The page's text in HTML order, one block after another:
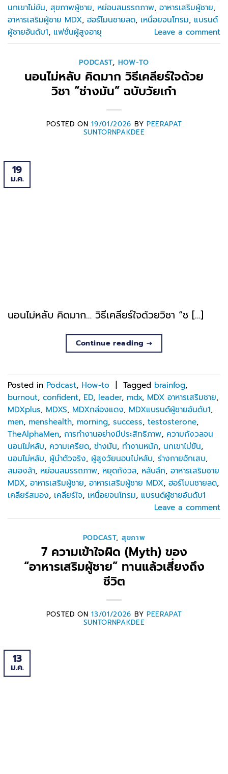
นกเขาไม่ขัน, สุขภาพผู้ชาย, หย่อนสมรรถภาพ, อาหารเสริมผู้ชาย,
อาหารเสริมผู้ชาย MDX, ฮอร์โมนชายลด, เหนื่อยจนโทรม, แบรนด์
ผู้ชายอันดับ1, แฟชั่นผู้สูงอายุ Leave a comment
PODCAST, HOW-TO
นอนไม่หลับ คิดมาก วิธีเคลียร์ใจด้วย
วิชา “ช่างมัน” ฉบับวัยเก๋า
POSTED ON19/01/2026 BY PEERAPAT
SUNTORNPAKDEE
19
ม.ค.
นอนไม่หลับ คิดมาก… วิธีเคลียร์ใจด้วยวิชา “ช […]
Continue reading →
Posted in Podcast, How-to | Tagged brainfog,
burnout, confident, ED, leader, mdx, MDX อาหารเสริมชาย,
MDXplus, MDXS, MDXกล่องแดง, MDXแบรนด์ผู้ชายอันดับ1,
men, menshealth, morning, success, testosterone,
TheAlphaMen, การทำงานอย่างมีประสิทธิภาพ, ความกังวลจน
นอนไม่หลับ, ความเครียด, ช่างมัน, ทำงานหนัก, นกเขาไม่ขัน,
นอนไม่หลับ, ผู้นำตัวจริง, ผู้สูงวัยนอนไม่หลับ, ร่างกายอักเสบ,
สมองล้า, หย่อนสมรรถภาพ, หยุดกังวล, หลับลึก, อาหารเสริมชาย
MDX, อาหารเสริมผู้ชาย, อาหารเสริมผู้ชาย MDX, ฮอร์โมนชายลด,
เคลียร์สมอง, เคลียร์ใจ, เหนื่อยจนโทรม, แบรนด์ผู้ชายอันดับ1
Leave a comment
PODCAST, สุขภาพ
7 ความเข้าใจผิด (Myth) ของ
“อาหารเสริมผู้ชาย” ทานแล้วเสี่ยงถึง
ชีวิต
POSTED ON13/01/2026 BY PEERAPAT
SUNTORNPAKDEE
13
ม.ค.